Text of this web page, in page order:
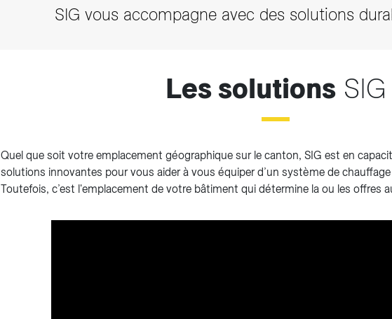
SIG vous accompagne avec des solutions
Les solutions SIG
Quel que soit votre emplacement géographique sur le canton, SIG est en
solutions innovantes pour vous aider à vous équiper d’un système de
Toutefois, c’est l'emplacement de votre bâtiment qui détermine la ou les offres